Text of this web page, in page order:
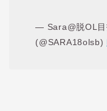
— Sara@脱OL目
(@SARA18olsb)